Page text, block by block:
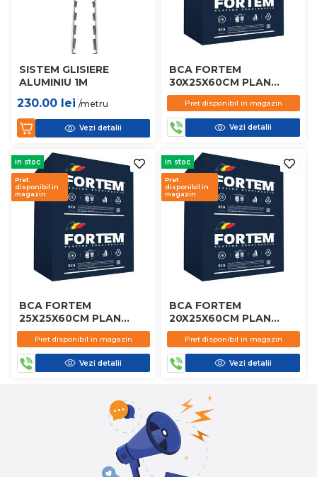
SISTEM GLISIERE
ALUMINIU 1M
230.00 lei /metru
Vezi detalii
BCA FORTEM
30X25X60CM PLAN
D450
Pret disponibil in magazin
Vezi detalii
in stoc
Pret
disponibil in
magazin
BCA FORTEM
25X25X60CM PLAN
D450
Pret disponibil in magazin
Vezi detalii
in stoc
Pret
disponibil in
magazin
BCA FORTEM
20X25X60CM PLAN
D450
Pret disponibil in magazin
Vezi detalii